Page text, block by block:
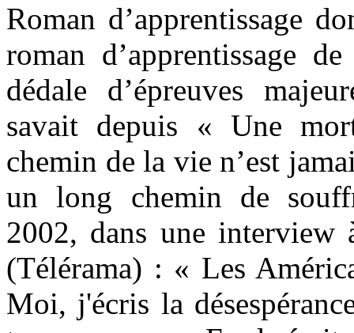
Roman d’apprentissage
roman d’apprentissage
dédale d’épreuves
savait depuis « Une
chemin de la vie n’est
un long chemin de
2002, dans une interview
(Télérama) : « Les
Moi, j'écris la